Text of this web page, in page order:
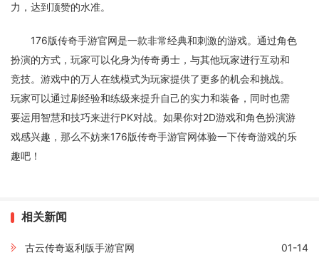
力，达到顶赞的水准。
176版传奇手游官网是一款非常经典和刺激的游戏。通过角色
扮演的方式，玩家可以化身为传奇勇士，与其他玩家进行互动和
竞技。游戏中的万人在线模式为玩家提供了更多的机会和挑战。
玩家可以通过刷经验和练级来提升自己的实力和装备，同时也需
要运用智慧和技巧来进行PK对战。如果你对2D游戏和角色扮演游
戏感兴趣，那么不妨来176版传奇手游官网体验一下传奇游戏的乐
趣吧！
相关新闻
古云传奇返利版手游官网 01-14